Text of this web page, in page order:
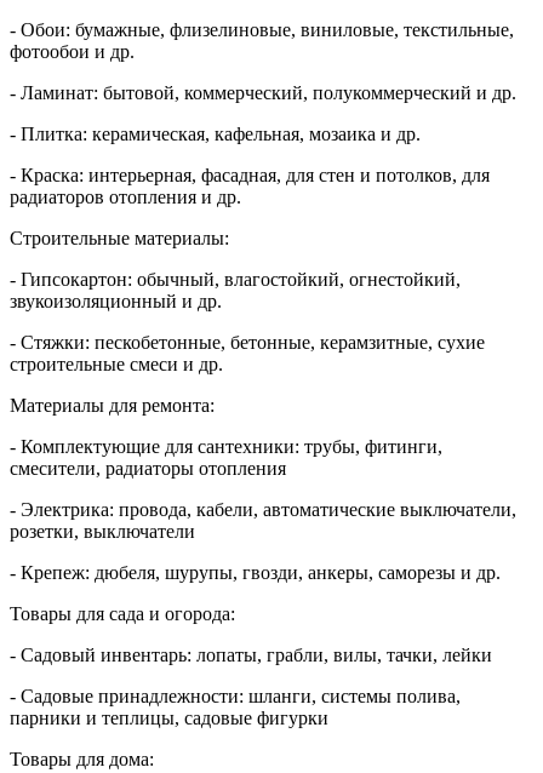
- Обои: бумажные, флизелиновые, виниловые, текстильные,
фотообои и др.
- Ламинат: бытовой, коммерческий, полукоммерческий и др.
- Плитка: керамическая, кафельная, мозаика и др.
- Краска: интерьерная, фасадная, для стен и потолков, для
радиаторов отопления и др.
Строительные материалы:
- Гипсокартон: обычный, влагостойкий, огнестойкий,
звукоизоляционный и др.
- Стяжки: пескобетонные, бетонные, керамзитные, сухие
строительные смеси и др.
Материалы для ремонта:
- Комплектующие для сантехники: трубы, фитинги,
смесители, радиаторы отопления
- Электрика: провода, кабели, автоматические выключатели,
розетки, выключатели
- Крепеж: дюбеля, шурупы, гвозди, анкеры, саморезы и др.
Товары для сада и огорода:
- Садовый инвентарь: лопаты, грабли, вилы, тачки, лейки
- Садовые принадлежности: шланги, системы полива,
парники и теплицы, садовые фигурки
Товары для дома: